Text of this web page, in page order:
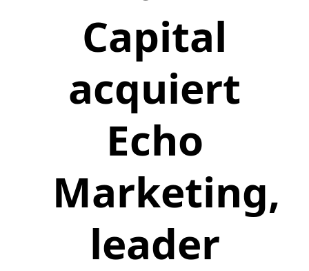
Capital
acquiert
Echo
Marketing,
leader